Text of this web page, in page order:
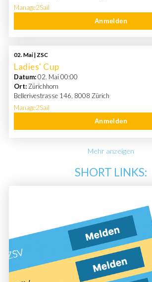
Manage2Sail
Anmelden
02. Mai | ZSC
Ladies' Cup
Datum:02. Mai 00:00
Ort:Zürichhorn
Bellerivestrasse 146, 8008 Zürich
Manage2Sail
Anmelden
Mehr anzeigen
SHORT LINKS: